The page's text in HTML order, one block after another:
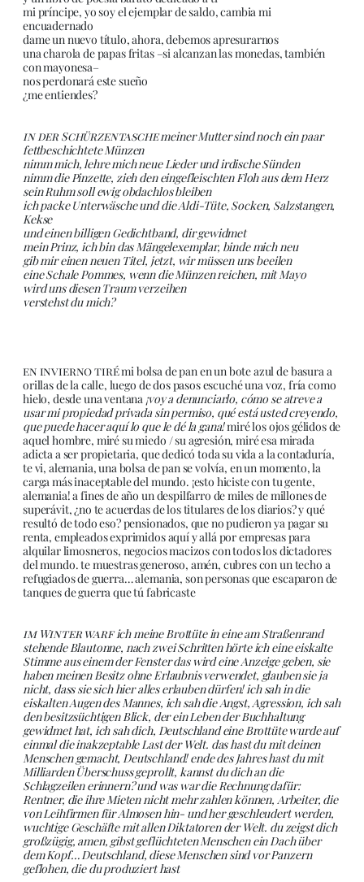
mi príncipe, yo soy el ejemplar de saldo, cambia mi
encuadernado
dame un nuevo título, ahora, debemos apresurarnos
una charola de papas fritas –si alcanzan las monedas, también
con mayonesa–
nos perdonará este sueño
¿me entiendes?
in der Schürzentaschemeiner Mutter sind noch ein paar
fettbeschichtete Münzen
nimm mich, lehre mich neue Lieder und irdische Sünden
nimm die Pinzette, zieh den eingefleischten Floh aus dem Herz
sein Ruhm soll ewig obdachlos bleiben
ich packe Unterwäsche und die Aldi-Tüte, Socken, Salzstangen,
Kekse
und einen billigen Gedichtband, dir gewidmet
mein Prinz, ich bin das Mängelexemplar, binde mich neu
gib mir einen neuen Titel, jetzt, wir müssen uns beeilen
eine Schale Pommes, wenn die Münzen reichen, mit Mayo
wird uns diesen Traum verzeihen
verstehst du mich?
en invierno tirémi bolsa de pan en un bote azul de basura a
orillas de la calle, luego de dos pasos escuché una voz, fría como
hielo, desde una ventana ¡voy a denunciarlo, cómo se atreve a
usar mi propiedad privada sin permiso, qué está usted creyendo,
que puede hacer aquí lo que le dé la gana!miré los ojos gélidos de
aquel hombre, miré su miedo / su agresión, miré esa mirada
adicta a ser propietaria, que dedicó toda su vida a la contaduría,
te vi, alemania, una bolsa de pan se volvía, en un momento, la
carga más inaceptable del mundo. ¡esto hiciste con tu gente,
alemania! a fines de año un despilfarro de miles de millones de
superávit, ¿no te acuerdas de los titulares de los diarios? y qué
resultó de todo eso? pensionados, que no pudieron ya pagar su
renta, empleados exprimidos aquí y allá por empresas para
alquilar limosneros, negocios macizos con todos los dictadores
del mundo. te muestras generoso, amén, cubres con un techo a
refugiados de guerra… alemania, son personas que escaparon de
tanques de guerra que tú fabricaste
im Winter warfich meine Brottüte in eine am Straßenrand
stehende Blautonne, nach zwei Schritten hörte ich eine eiskalte
Stimme aus einem der Fenster das wird eine Anzeige geben, sie
haben meinen Besitz ohne Erlaubnis verwendet, glauben sie ja
nicht, dass sie sich hier alles erlauben dürfen! ich sah in die
eiskalten Augen des Mannes, ich sah die Angst, Agression, ich sah
den besitzsüchtigen Blick, der ein Leben der Buchhaltung
gewidmet hat, ich sah dich, Deutschland eine Brottüte wurde auf
einmal die inakzeptable Last der Welt. das hast du mit deinen
Menschen gemacht, Deutschland! ende des Jahres hast du mit
Milliarden Überschuss geprollt, kannst du dich an die
Schlagzeilen erinnern? und was war die Rechnung dafür:
Rentner, die ihre Mieten nicht mehr zahlen können, Arbeiter, die
von Leihfirmen für Almosen hin- und her geschleudert werden,
wuchtige Geschäfte mit allen Diktatoren der Welt. du zeigst dich
großzügig, amen, gibst geflüchteten Menschen ein Dach über
dem Kopf… Deutschland, diese Menschen sind vor Panzern
geflohen, die du produziert hast